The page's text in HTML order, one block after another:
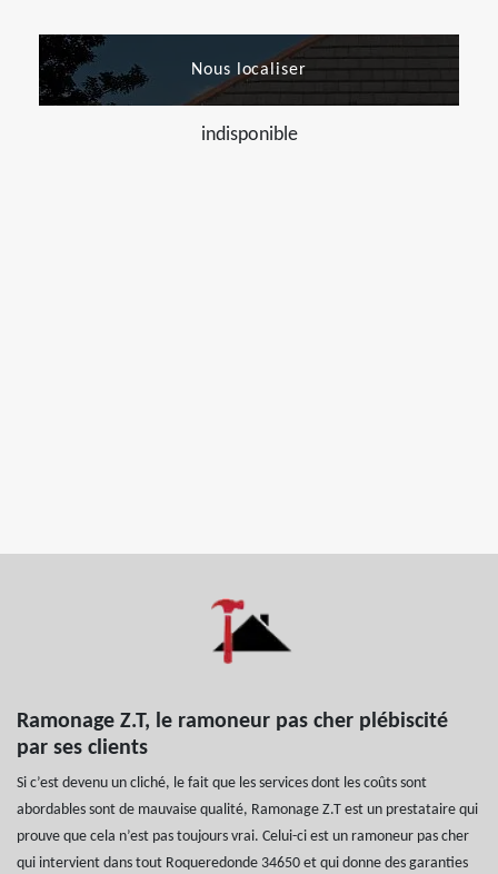
Nous localiser
indisponible
Ramonage Z.T, le ramoneur pas cher plébiscité
par ses clients
Si c’est devenu un cliché, le fait que les services dont les coûts sont
abordables sont de mauvaise qualité, Ramonage Z.T est un prestataire qui
prouve que cela n’est pas toujours vrai. Celui-ci est un ramoneur pas cher
qui intervient dans tout Roqueredonde 34650 et qui donne des garanties